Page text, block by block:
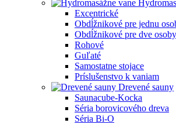
Excentrické
Obdĺžnikové pre jednu
Obdĺžnikové pre dve osoby
Rohové
Guľaté
Samostatne stojace
Príslušenstvo k vaniam
Drevené sauny
Saunacube-Kocka
Séria borovicového dreva
Séria Bi-O